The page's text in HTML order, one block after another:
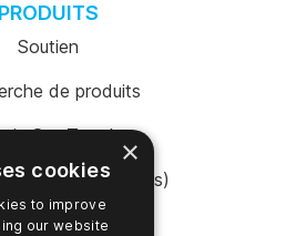
PRODUITS
Soutien
de produits
SureTrend
ligne (États-Unis)
ligne (Australie)
×
cookies
to improve
our website